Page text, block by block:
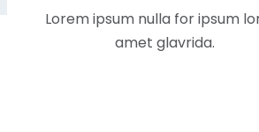
Lorem ipsum nulla for ipsum
amet glavrida.